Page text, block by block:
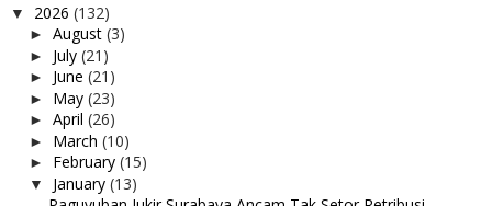
▼ 2026 (132)
► August (3)
► July (21)
► June (21)
► May (23)
► April (26)
► March (10)
► February (15)
▼ January (13)